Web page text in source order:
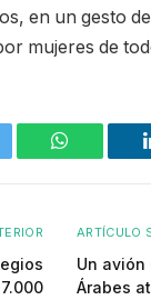
en un gesto
mujeres de
WhatsApp
ARTÍCULO
Un avión
Árabes